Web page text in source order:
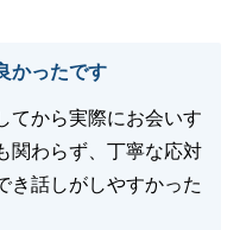
困りのこと等ござい
げます。
かったです
てから実際にお会いす
関わらず、丁寧な応対
き話しがしやすかった